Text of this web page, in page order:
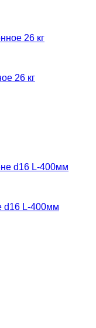
26 кг
d16 L-400мм